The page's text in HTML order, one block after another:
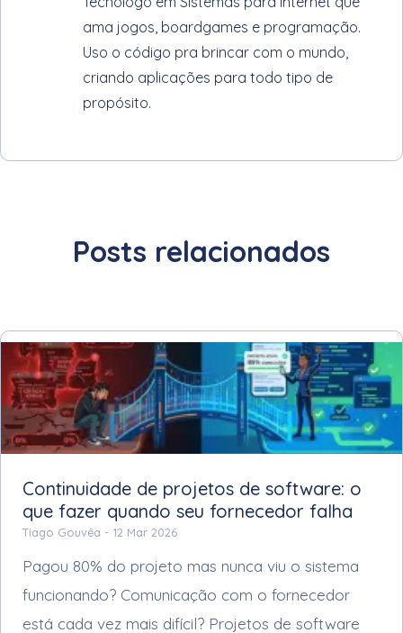
ama jogos, boardgames e programação.
Uso o código pra brincar com o mundo,
criando aplicações para todo tipo de
propósito.
Posts relacionados
Continuidade de projetos de software: o
que fazer quando seu fornecedor falha
Tiago Gouvêa - 12 Mar 2026
Pagou 80% do projeto mas nunca viu o sistema
funcionando? Comunicação com o fornecedor
está cada vez mais difícil? Projetos de software